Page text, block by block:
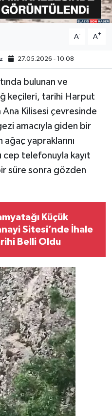
A- A+
27.05.2026 - 10:08
bulunan ve
keçileri, tarihi Harput
Kilisesi çevresinde
amacıyla giden bir
yapraklarını
cep telefonuyla kayıt
süre sonra gözden
Küçük
Sitesi’nde İhale
Belli Oldu